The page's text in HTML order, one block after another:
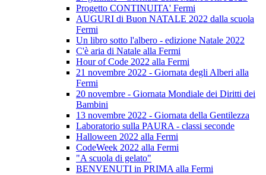
Progetto CONTINUITA' Fermi
AUGURI di Buon NATALE 2022 dalla scuola
Fermi
Un libro sotto l'albero - edizione Natale 2022
C'è aria di Natale alla Fermi
Hour of Code 2022 alla Fermi
21 novembre 2022 - Giornata degli Alberi alla
Fermi
20 novembre - Giornata Mondiale dei Diritti dei
Bambini
13 novembre 2022 - Giornata della Gentilezza
Laboratorio sulla PAURA - classi seconde
Halloween 2022 alla Fermi
CodeWeek 2022 alla Fermi
"A scuola di gelato"
BENVENUTI in PRIMA alla Fermi